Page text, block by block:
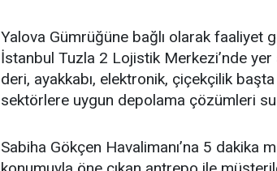
Yalova Gümrüğüne bağlı olarak faaliyet
İstanbul Tuzla 2 Lojistik Merkezi’nde
deri, ayakkabı, elektronik, çiçekçilik
sektörlere uygun depolama çözümleri
Sabiha Gökçen Havalimanı’na 5 dakika